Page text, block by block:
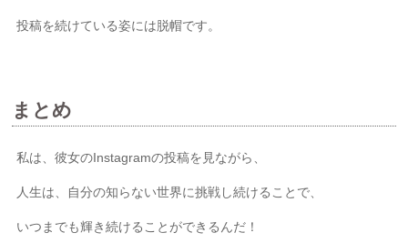
投稿を続けている姿には脱帽です。
まとめ
私は、彼女のInstagramの投稿を見ながら、
人生は、自分の知らない世界に挑戦し続けることで、
いつまでも輝き続けることができるんだ！